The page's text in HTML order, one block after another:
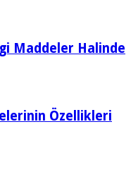
Maddeler Halinde
Özellikleri